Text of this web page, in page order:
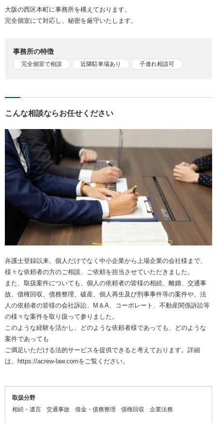
大阪の西区本町に事務所を構えております。
完全個室にて対応し、秘密を厳守いたします。
事務所の特徴
完全個室で相談 近隣駐車場あり 子連れ相談可
こんな相談ならお任せください
弁護士登録以来、個人だけでなく中小企業から上場企業の会社様まで、
様々な依頼者の方のご相談、ご依頼を担当させていただきました。
また、取扱案件についても、個人の依頼者の皆様の相続、離婚、交通事
故、債権回収、債務整理、破産、個人再生及び刑事事件等の案件や、法
人の依頼者の皆様の会社訴訟、M＆A、コーポレート、不動産関係訴訟等
の様々な案件を取り扱って参りました。
このような経験を活かし、どのような依頼者様であっても、どのような
案件であっても
ご満足いただける法的サービスを提供できると考えております。詳細
は、https://acrew-law.comをご覧ください。
取扱分野
相続・遺言
交通事故 借金・債務整理 債権回収 企業法務